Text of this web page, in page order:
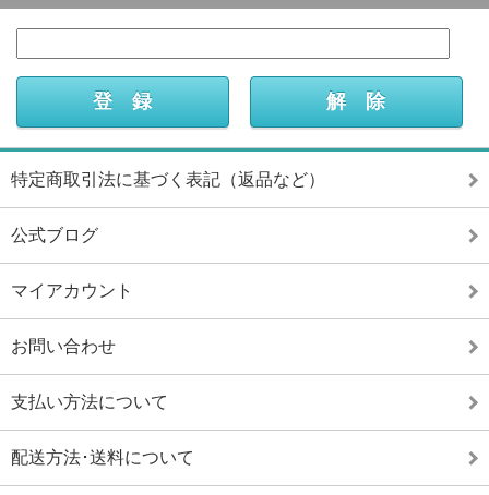
特定商取引法に基づく表記（返品など）
公式ブログ
マイアカウント
お問い合わせ
支払い方法について
配送方法･送料について